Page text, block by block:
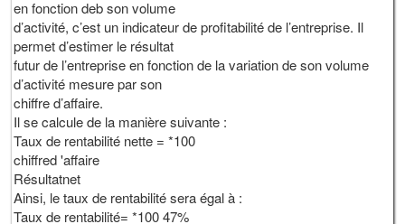
en fonction deb son volume
d’activité, c’est un indicateur de profitabilité de l’entreprise. Il
permet d’estimer le résultat
futur de l’entreprise en fonction de la variation de son volume
d’activité mesure par son
chiffre d’affaire.
Il se calcule de la manière suivante :
Taux de rentabilité nette = *100
chiffred 'affaire
Résultatnet
Ainsi, le taux de rentabilité sera égal à :
Taux de rentabilité= *100 47%